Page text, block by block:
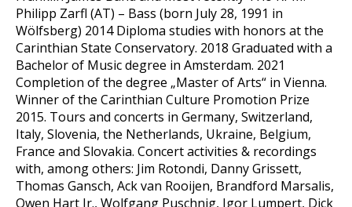
Philipp Zarfl (AT) – Bass (born July 28, 1991 in
Wölfsberg) 2014 Diploma studies with honors at the
Carinthian State Conservatory. 2018 Graduated with a
Bachelor of Music degree in Amsterdam. 2021
Completion of the degree „Master of Arts“ in Vienna.
Winner of the Carinthian Culture Promotion Prize
2015. Tours and concerts in Germany, Switzerland,
Italy, Slovenia, the Netherlands, Ukraine, Belgium,
France and Slovakia. Concert activities & recordings
with, among others: Jim Rotondi, Danny Grissett,
Thomas Gansch, Ack van Rooijen, Brandford Marsalis,
Owen Hart Jr., Wolfgang Puschnig, Igor Lumpert, Dick